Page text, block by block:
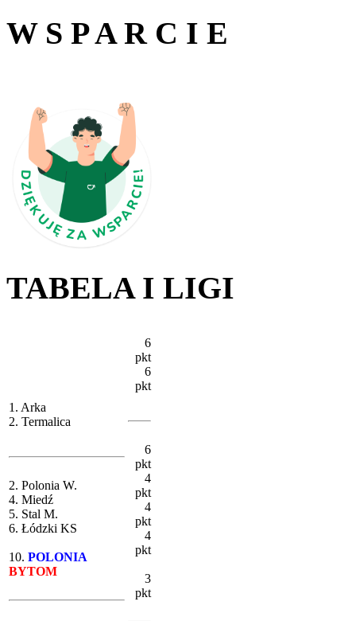
W S P A R C I E
TABELA I LIGI
1. Arka
2. Termalica
2. Polonia W.
4. Miedź
5. Stal M.
6. Łódzki KS
10. POLONIA
BYTOM
6
pkt
6
pkt
6
pkt
4
pkt
4
pkt
4
pkt
3
pkt